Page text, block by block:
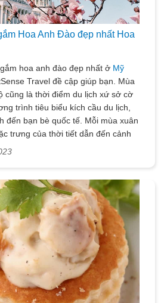
Hoa Anh Đào đẹp nhất Hoa
hoa anh đào đẹp nhất ở Mỹ
Travel đề cập giúp bạn. Mùa
cũng là thời điểm du lịch xứ sở cờ
trình tiêu biểu kích cầu du lịch,
đến bạn bè quốc tế. Mỗi mùa xuân
trưng của thời tiết dẫn đến cảnh
lộng lẫy rực rỡ cho đến thơ mộng